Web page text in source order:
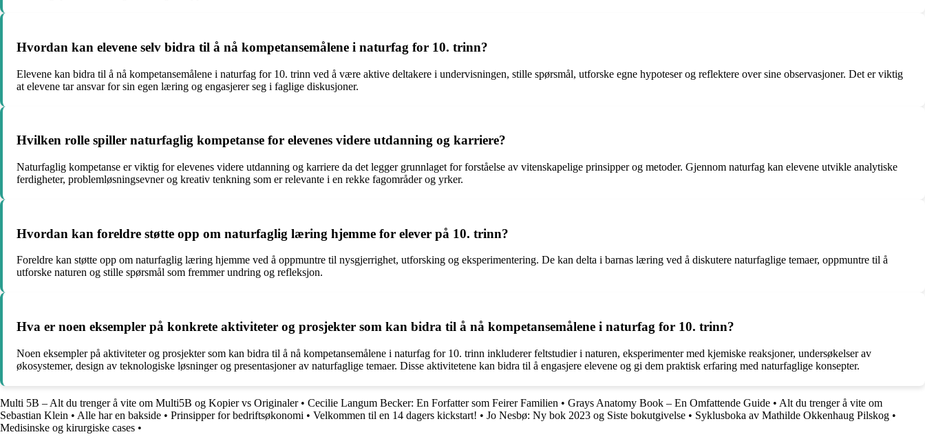
Hvordan kan elevene selv bidra til å nå kompetansemålene i naturfag for 10. trinn?
Elevene kan bidra til å nå kompetansemålene i naturfag for 10. trinn ved å være aktive deltakere i undervisningen, stille spørsmål, utforske egne hypoteser og reflektere over sine observasjoner. Det er viktig
at elevene tar ansvar for sin egen læring og engasjerer seg i faglige diskusjoner.
Hvilken rolle spiller naturfaglig kompetanse for elevenes videre utdanning og karriere?
Naturfaglig kompetanse er viktig for elevenes videre utdanning og karriere da det legger grunnlaget for forståelse av vitenskapelige prinsipper og metoder. Gjennom naturfag kan elevene utvikle analytiske
ferdigheter, problemløsningsevner og kreativ tenkning som er relevante i en rekke fagområder og yrker.
Hvordan kan foreldre støtte opp om naturfaglig læring hjemme for elever på 10. trinn?
Foreldre kan støtte opp om naturfaglig læring hjemme ved å oppmuntre til nysgjerrighet, utforsking og eksperimentering. De kan delta i barnas læring ved å diskutere naturfaglige temaer, oppmuntre til å
utforske naturen og stille spørsmål som fremmer undring og refleksjon.
Hva er noen eksempler på konkrete aktiviteter og prosjekter som kan bidra til å nå kompetansemålene i naturfag for 10. trinn?
Noen eksempler på aktiviteter og prosjekter som kan bidra til å nå kompetansemålene i naturfag for 10. trinn inkluderer feltstudier i naturen, eksperimenter med kjemiske reaksjoner, undersøkelser av
økosystemer, design av teknologiske løsninger og presentasjoner av naturfaglige temaer. Disse aktivitetene kan bidra til å engasjere elevene og gi dem praktisk erfaring med naturfaglige konsepter.
Multi 5B – Alt du trenger å vite om Multi5B og Kopier vs Originaler• Cecilie Langum Becker: En Forfatter som Feirer Familien • Grays Anatomy Book – En Omfattende Guide • Alt du trenger å vite om
Sebastian Klein • Alle har en bakside • Prinsipper for bedriftsøkonomi • Velkommen til en 14 dagers kickstart! • Jo Nesbø: Ny bok 2023 og Siste bokutgivelse • Syklusboka av Mathilde Okkenhaug Pilskog •
Medisinske og kirurgiske cases •